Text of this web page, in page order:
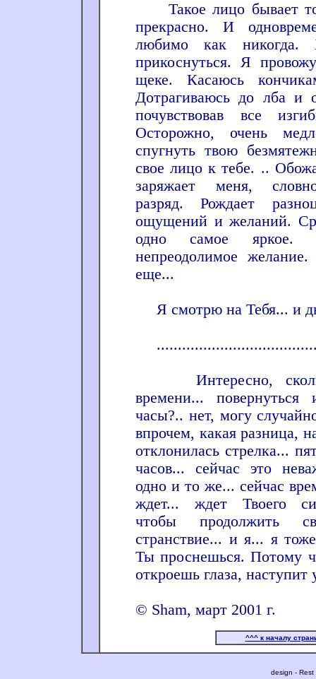
Такое лицо бывает
прекрасно. И
любимо как никогда.
прикоснуться. Я
щеке. Касаюсь
Дотрагиваюсь до лба и
почувствовав все
Осторожно, очень
спугнуть твою
свое лицо к тебе. ..
заряжает меня,
разряд. Рождает
ощущений и желаний.
одно самое яркое.
непреодолимое
еще...
Я смотрю на Тебя... и
Интересно,
времени...
часы?.. нет, могу
впрочем, какая разница,
отклонилась стрелка...
часов... сейчас это
одно и то же... сейчас
ждет... ждет Твоего
чтобы продолжить
странствие... и я... я
Ты проснешься. Потому
откроешь глаза, наступит
© Sham, март 2001 г.
^^^ к началу
design -